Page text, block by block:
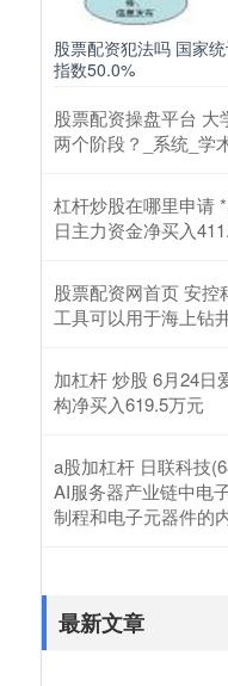
股票配资犯法吗 国家
指数50.0%
股票配资操盘平台
两个阶段？_系统_学
杠杆炒股在哪里申请
日主力资金净买入
股票配资网首页 安
工具可以用于海上钻
加杠杆 炒股 6月24日
构净买入619.5万元
a股加杠杆 日联科技
AI服务器产业链中电
制程和电子元器件的
最新文章